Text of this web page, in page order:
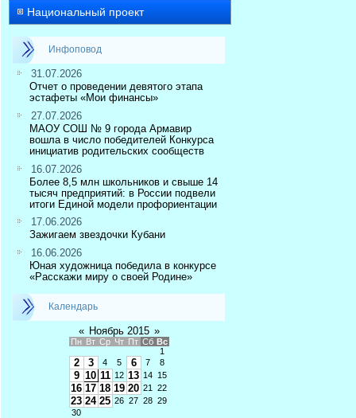
Национальный проект
Инфоповод
31.07.2026
Отчет о проведении девятого этапа
эстафеты «Мои финансы»
27.07.2026
МАОУ СОШ № 9 города Армавир
вошла в число победителей Конкурса
инициатив родительских сообществ
16.07.2026
Более 8,5 млн школьников и свыше 14
тысяч предприятий: в России подвели
итоги Единой модели профориентации
17.06.2026
Зажигаем звездочки Кубани
16.06.2026
Юная художница победила в конкурсе
«Расскажи миру о своей Родине»
Календарь
« Ноябрь 2015 »
Пн Вт Ср Чт Пт Сб Вс
1
2 3 4 5 6 7 8
9 10 11 12 13 14 15
16 17 18 19 20 21 22
23 24 25 26 27 28 29
30